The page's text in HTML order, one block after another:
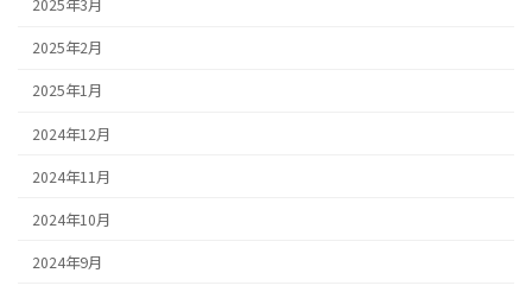
2025年3月
2025年2月
2025年1月
2024年12月
2024年11月
2024年10月
2024年9月